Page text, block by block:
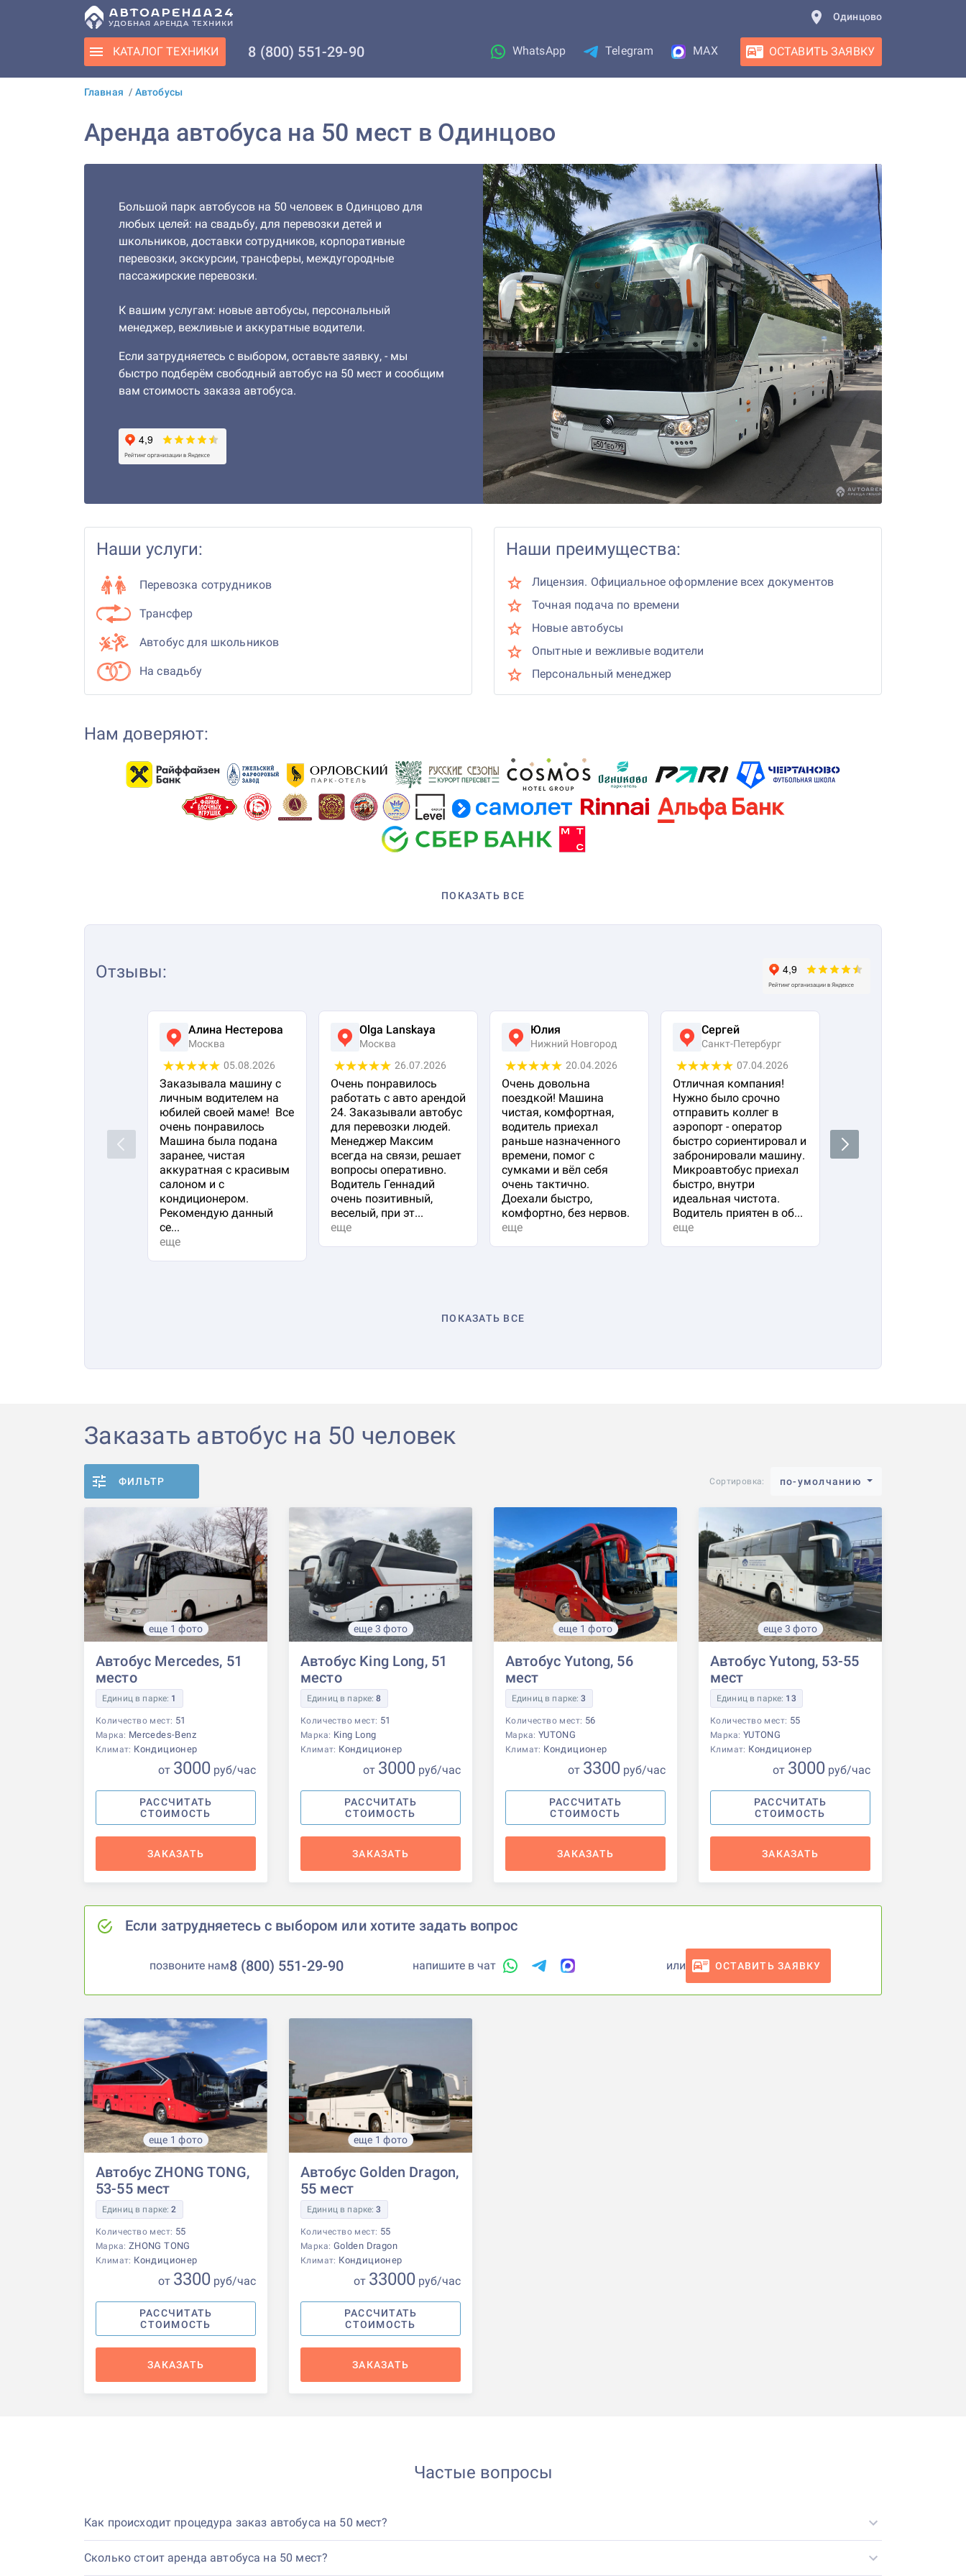
Одинцово
КАТАЛОГ ТЕХНИКИ 8 (800) 551-29-90 WhatsApp Telegram MAX ОСТАВИТЬ ЗАЯВКУ
Главная / Автобусы
Аренда автобуса на 50 мест в Одинцово
Большой парк автобусов на 50 человек в Одинцово для
любых целей: на свадьбу, для перевозки детей и
школьников, доставки сотрудников, корпоративные
перевозки, экскурсии, трансферы, междугородные
пассажирские перевозки.
К вашим услугам: новые автобусы, персональный
менеджер, вежливые и аккуратные водители.
Если затрудняетесь с выбором, оставьте заявку, - мы
быстро подберём свободный автобус на 50 мест и сообщим
вам стоимость заказа автобуса.
Наши услуги:
Перевозка сотрудников
Трансфер
Автобус для школьников
На свадьбу
Наши преимущества:
Лицензия. Официальное оформление всех документов
Точная подача по времени
Новые автобусы
Опытные и вежливые водители
Персональный менеджер
Нам доверяют:
ПОКАЗАТЬ ВСЕ
Отзывы:
Previous
Алина Нестерова
Москва
05.08.2026
Заказывала машину с
личным водителем на
юбилей своей маме! Все
очень понравилось
Машина была подана
заранее, чистая
аккуратная с красивым
салоном и с
кондиционером.
Рекомендую данный
се...
еще
Olga Lanskaya
Москва
26.07.2026
Очень понравилось
работать с авто арендой
24. Заказывали автобус
для перевозки людей.
Менеджер Максим
всегда на связи, решает
вопросы оперативно.
Водитель Геннадий
очень позитивный,
веселый, при эт...
еще
Юлия
Нижний Новгород
20.04.2026
Очень довольна
поездкой! Машина
чистая, комфортная,
водитель приехал
раньше назначенного
времени, помог с
сумками и вёл себя
очень тактично.
Доехали быстро,
комфортно, без нервов.
еще
Сергей
Санкт-Петербург
07.04.2026
Отличная компания!
Нужно было срочно
отправить коллег в
аэропорт - оператор
быстро сориентировал и
забронировали машину.
Микроавтобус приехал
быстро, внутри
идеальная чистота.
Водитель приятен в об...
еще
жд вокзала в 4 утра.
Очень переживала
водитель опоздает
Next
ПОКАЗАТЬ ВСЕ
Заказать автобус на 50 человек
ФИЛЬТР Сортировка: по-умолчанию
еще 1 фото
Автобус Mercedes, 51
место
Единиц в парке: 1
Количество мест: 51
Марка: Mercedes-Benz
Климат: Кондиционер
от 3000 руб/час
РАССЧИТАТЬ
СТОИМОСТЬ
ЗАКАЗАТЬ
еще 3 фото
Автобус King Long, 51
место
Единиц в парке:8
Количество мест: 51
Марка: King Long
Климат: Кондиционер
от 3000 руб/час
РАССЧИТАТЬ
СТОИМОСТЬ
ЗАКАЗАТЬ
еще 1 фото
Автобус Yutong, 56
мест
Единиц в парке:3
Количество мест: 56
Марка: YUTONG
Климат: Кондиционер
от 3300 руб/час
РАССЧИТАТЬ
СТОИМОСТЬ
ЗАКАЗАТЬ
еще 3 фото
Автобус Yutong, 53-55
мест
Единиц в парке: 13
Количество мест: 55
Марка: YUTONG
Климат: Кондиционер
от 3000 руб/час
РАССЧИТАТЬ
СТОИМОСТЬ
ЗАКАЗАТЬ
Если затрудняетесь с выбором или хотите задать вопрос
позвоните нам8 (800) 551-29-90 напишите в чат или ОСТАВИТЬ ЗАЯВКУ
еще 1 фото
Автобус ZHONG TONG,
53-55 мест
Единиц в парке:2
Количество мест: 55
Марка: ZHONG TONG
Климат: Кондиционер
от 3300 руб/час
РАССЧИТАТЬ
СТОИМОСТЬ
ЗАКАЗАТЬ
еще 1 фото
Автобус Golden Dragon,
55 мест
Единиц в парке:3
Количество мест: 55
Марка: Golden Dragon
Климат: Кондиционер
от 33000 руб/час
РАССЧИТАТЬ
СТОИМОСТЬ
ЗАКАЗАТЬ
Частые вопросы
Как происходит процедура заказ автобуса на 50 мест?
Сколько стоит аренда автобуса на 50 мест?